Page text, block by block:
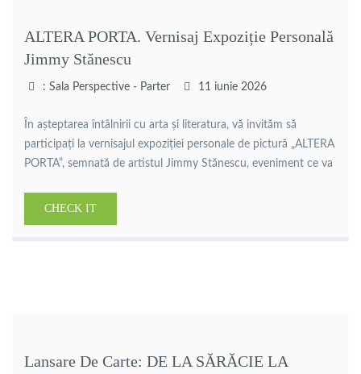
ALTERA PORTA. Vernisaj Expoziție Personală
Jimmy Stănescu
: Sala Perspective - Parter 11 iunie 2026
În așteptarea întâlnirii cu arta și literatura, vă invităm să
participați la vernisajul expoziției personale de pictură „ALTERA
PORTA”, semnată de artistul Jimmy Stănescu, eveniment ce va
Bibliotecii Județene Călărași. Artist cu o remarcabilă
CHECK IT
Lansare De Carte: DE LA SĂRĂCIE LA